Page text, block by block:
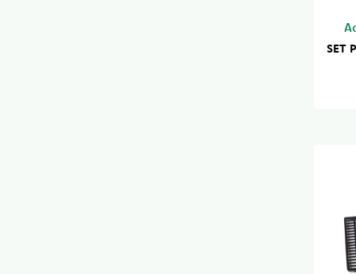
SET